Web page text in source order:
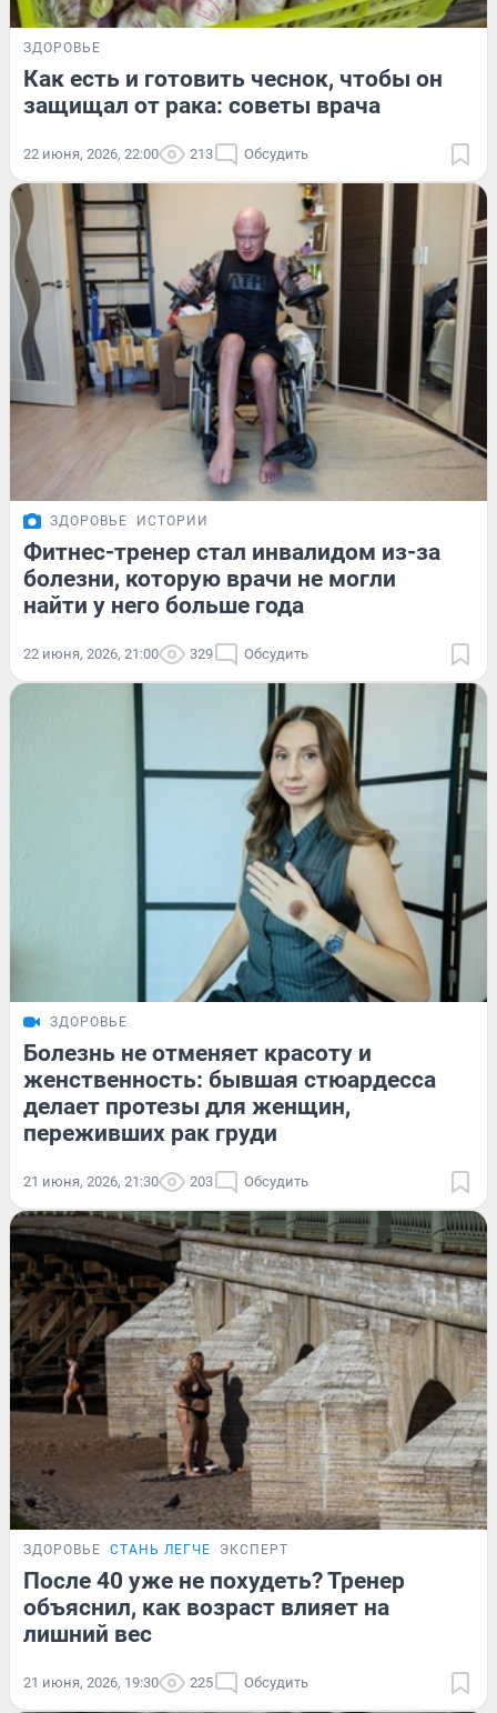
ЗДОРОВЬЕ
Как есть и готовить чеснок, чтобы он
защищал от рака: советы врача
22 июня, 2026, 22:00 213 Обсудить
ЗДОРОВЬЕ ИСТОРИИ
Фитнес-тренер стал инвалидом из-за
болезни, которую врачи не могли
найти у него больше года
22 июня, 2026, 21:00 329 Обсудить
ЗДОРОВЬЕ
Болезнь не отменяет красоту и
женственность: бывшая стюардесса
делает протезы для женщин,
переживших рак груди
21 июня, 2026, 21:30 203 Обсудить
ЗДОРОВЬЕ СТАНЬ ЛЕГЧЕ ЭКСПЕРТ
После 40 уже не похудеть? Тренер
объяснил, как возраст влияет на
лишний вес
21 июня, 2026, 19:30 225 Обсудить